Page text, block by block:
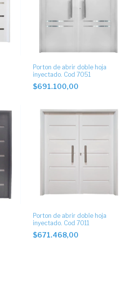
Porton de abrir doble hoja
inyectado. Cod 7051
$691.100,00
Porton de abrir doble hoja
inyectado. Cod 7011
$671.468,00